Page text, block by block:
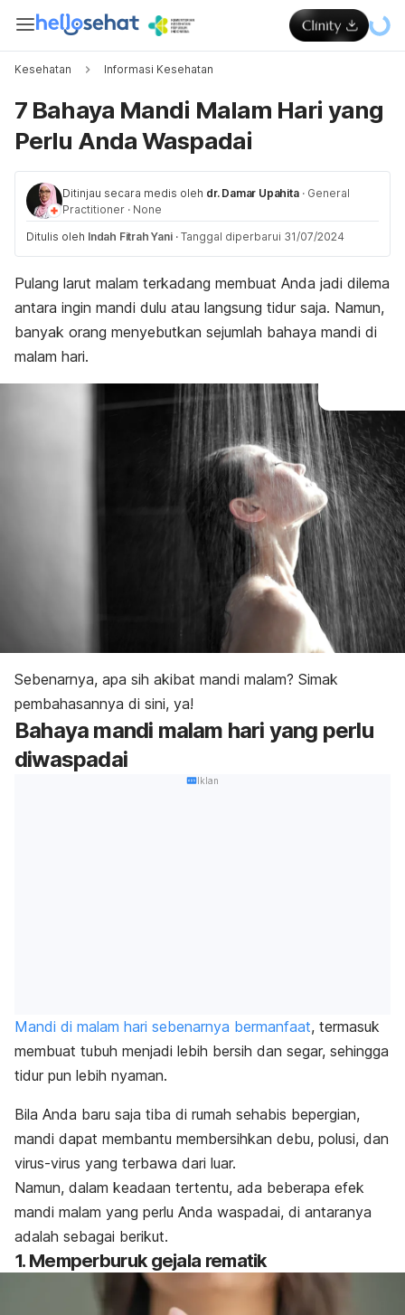
Kesehatan Informasi Kesehatan
7 Bahaya Mandi Malam Hari yang
Perlu Anda Waspadai
Ditinjau secara medis oleh dr. Damar Upahita · General
Practitioner · None
Ditulis oleh Indah Fitrah Yani · Tanggal diperbarui 31/07/2024
Pulang larut malam terkadang membuat Anda jadi dilema
antara ingin mandi dulu atau langsung tidur saja. Namun,
banyak orang menyebutkan sejumlah bahaya mandi di
malam hari.
Sebenarnya, apa sih akibat mandi malam? Simak
pembahasannya di sini, ya!
Bahaya mandi malam hari yang perlu
diwaspadai
Iklan
Mandi di malam hari sebenarnya bermanfaat, termasuk
membuat tubuh menjadi lebih bersih dan segar, sehingga
tidur pun lebih nyaman.
Bila Anda baru saja tiba di rumah sehabis bepergian,
mandi dapat membantu membersihkan debu, polusi, dan
virus-virus yang terbawa dari luar.
Namun, dalam keadaan tertentu, ada beberapa efek
mandi malam yang perlu Anda waspadai, di antaranya
adalah sebagai berikut.
1. Memperburuk gejala rematik